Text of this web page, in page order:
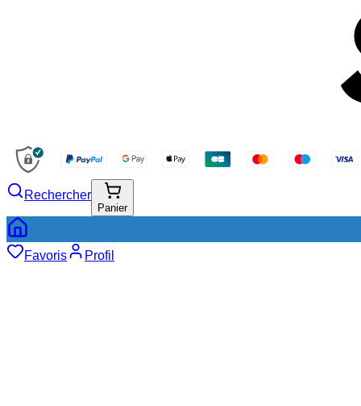
Rechercher
Panier
Favoris Profil